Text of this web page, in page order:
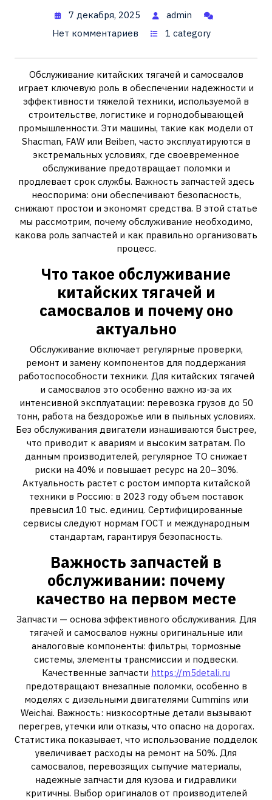
7 декабря, 2025
admin
Нет комментариев
1 category
Обслуживание китайских тягачей и самосвалов
играет ключевую роль в обеспечении надежности и
эффективности тяжелой техники, используемой в
строительстве, логистике и горнодобывающей
промышленности. Эти машины, такие как модели от
Shacman, FAW или Beiben, часто эксплуатируются в
экстремальных условиях, где своевременное
обслуживание предотвращает поломки и
продлевает срок службы. Важность запчастей здесь
неоспорима: они обеспечивают безопасность,
снижают простои и экономят средства. В этой статье
мы рассмотрим, почему обслуживание необходимо,
какова роль запчастей и как правильно организовать
процесс.
Что такое обслуживание
китайских тягачей и
самосвалов и почему оно
актуально
Обслуживание включает регулярные проверки,
ремонт и замену компонентов для поддержания
работоспособности техники. Для китайских тягачей
и самосвалов это особенно важно из-за их
интенсивной эксплуатации: перевозка грузов до 50
тонн, работа на бездорожье или в пыльных условиях.
Без обслуживания двигатели изнашиваются быстрее,
что приводит к авариям и высоким затратам. По
данным производителей, регулярное ТО снижает
риски на 40% и повышает ресурс на 20–30%.
Актуальность растет с ростом импорта китайской
техники в Россию: в 2023 году объем поставок
превысил 10 тыс. единиц. Сертифицированные
сервисы следуют нормам ГОСТ и международным
стандартам, гарантируя безопасность.
Важность запчастей в
обслуживании: почему
качество на первом месте
Запчасти — основа эффективного обслуживания. Для
тягачей и самосвалов нужны оригинальные или
аналоговые компоненты: фильтры, тормозные
системы, элементы трансмиссии и подвески.
Качественные запчасти https://m5detali.ru
предотвращают внезапные поломки, особенно в
моделях с дизельными двигателями Cummins или
Weichai. Важность: низкосортные детали вызывают
перегрев, утечки или отказы, что опасно на дорогах.
Статистика показывает, что использование подделок
увеличивает расходы на ремонт на 50%. Для
самосвалов, перевозящих сыпучие материалы,
надежные запчасти для кузова и гидравлики
критичны. Выбор оригиналов от производителей